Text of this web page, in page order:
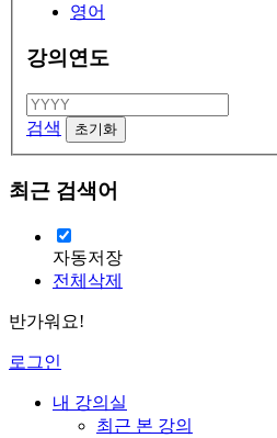
영어
강의연도
검색
최근 검색어
자동저장
전체삭제
반가워요!
로그인
내 강의실
최근 본 강의